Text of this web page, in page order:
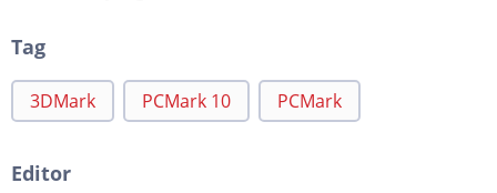
Tag
3DMark PCMark 10 PCMark
Editor